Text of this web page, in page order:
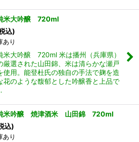
米大吟醸 720ml
込)
あり
大吟醸 720ml 米は播州（兵庫県）
厳選された山田錦、米は清らかな瀬戸
使用。能登杜氏の独自の手法で麹を造
花のような馥郁とした吟醸香と上品で
米吟醸 焼津酒米 山田錦 720ml
込)
あり